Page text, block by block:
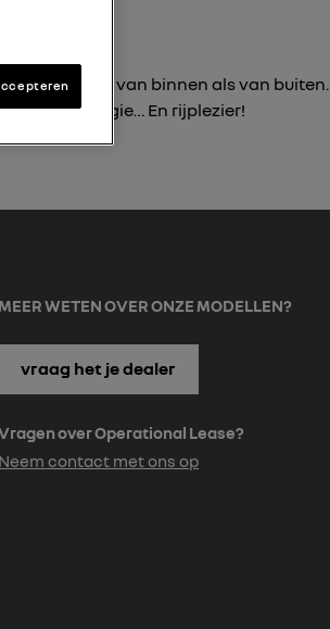
Zowel van binnen als van buiten.
technologie… En rijplezier!
MEER WETEN OVER ONZE MODELLEN?
vraag het je dealer
over Operational Lease?
Neem contact met ons op